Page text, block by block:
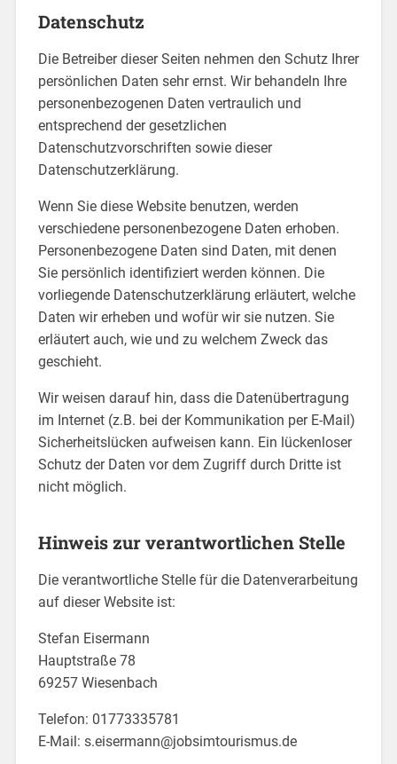
Datenschutz
Die Betreiber dieser Seiten nehmen den Schutz Ihrer
persönlichen Daten sehr ernst. Wir behandeln Ihre
personenbezogenen Daten vertraulich und
entsprechend der gesetzlichen
Datenschutzvorschriften sowie dieser
Datenschutzerklärung.
Wenn Sie diese Website benutzen, werden
verschiedene personenbezogene Daten erhoben.
Personenbezogene Daten sind Daten, mit denen
Sie persönlich identifiziert werden können. Die
vorliegende Datenschutzerklärung erläutert, welche
Daten wir erheben und wofür wir sie nutzen. Sie
erläutert auch, wie und zu welchem Zweck das
geschieht.
Wir weisen darauf hin, dass die Datenübertragung
im Internet (z.B. bei der Kommunikation per E-Mail)
Sicherheitslücken aufweisen kann. Ein lückenloser
Schutz der Daten vor dem Zugriff durch Dritte ist
nicht möglich.
Hinweis zur verantwortlichen Stelle
Die verantwortliche Stelle für die Datenverarbeitung
auf dieser Website ist:
Stefan Eisermann
Hauptstraße 78
69257 Wiesenbach
Telefon: 01773335781
E-Mail: s.eisermann@jobsimtourismus.de